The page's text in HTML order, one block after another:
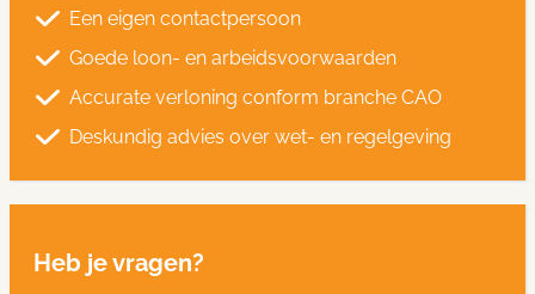
Een eigen contactpersoon
Goede loon- en arbeidsvoorwaarden
Accurate verloning conform branche CAO
Deskundig advies over wet- en regelgeving
Heb je vragen?